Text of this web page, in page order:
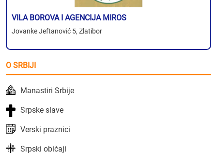
VILA BOROVA I AGENCIJA MIROS
Jovanke Jeftanović 5, Zlatibor
O SRBIJI
Manastiri Srbije
Srpske slave
Verski praznici
Srpski običaji